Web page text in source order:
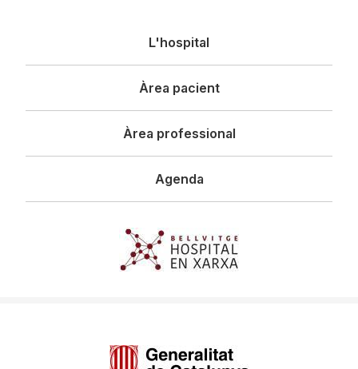
principal
L'hospital
Àrea pacient
Àrea professional
Agenda